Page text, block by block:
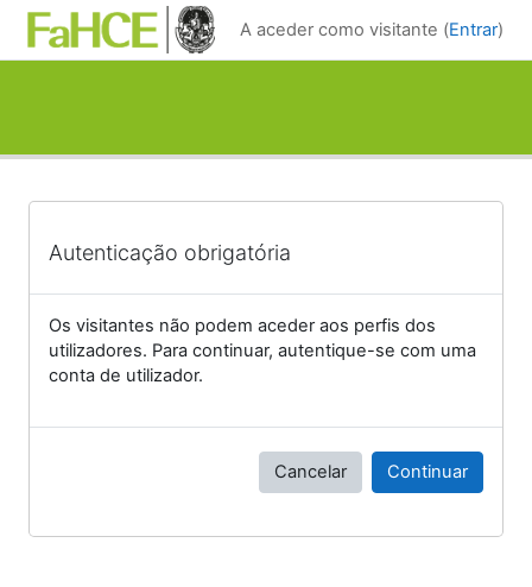
Ir para o conteúdo principal
A aceder como visitante (Entrar)
Autenticação obrigatória
Os visitantes não podem aceder aos perfis dos
utilizadores. Para continuar, autentique-se com uma
conta de utilizador.
Cancelar Continuar